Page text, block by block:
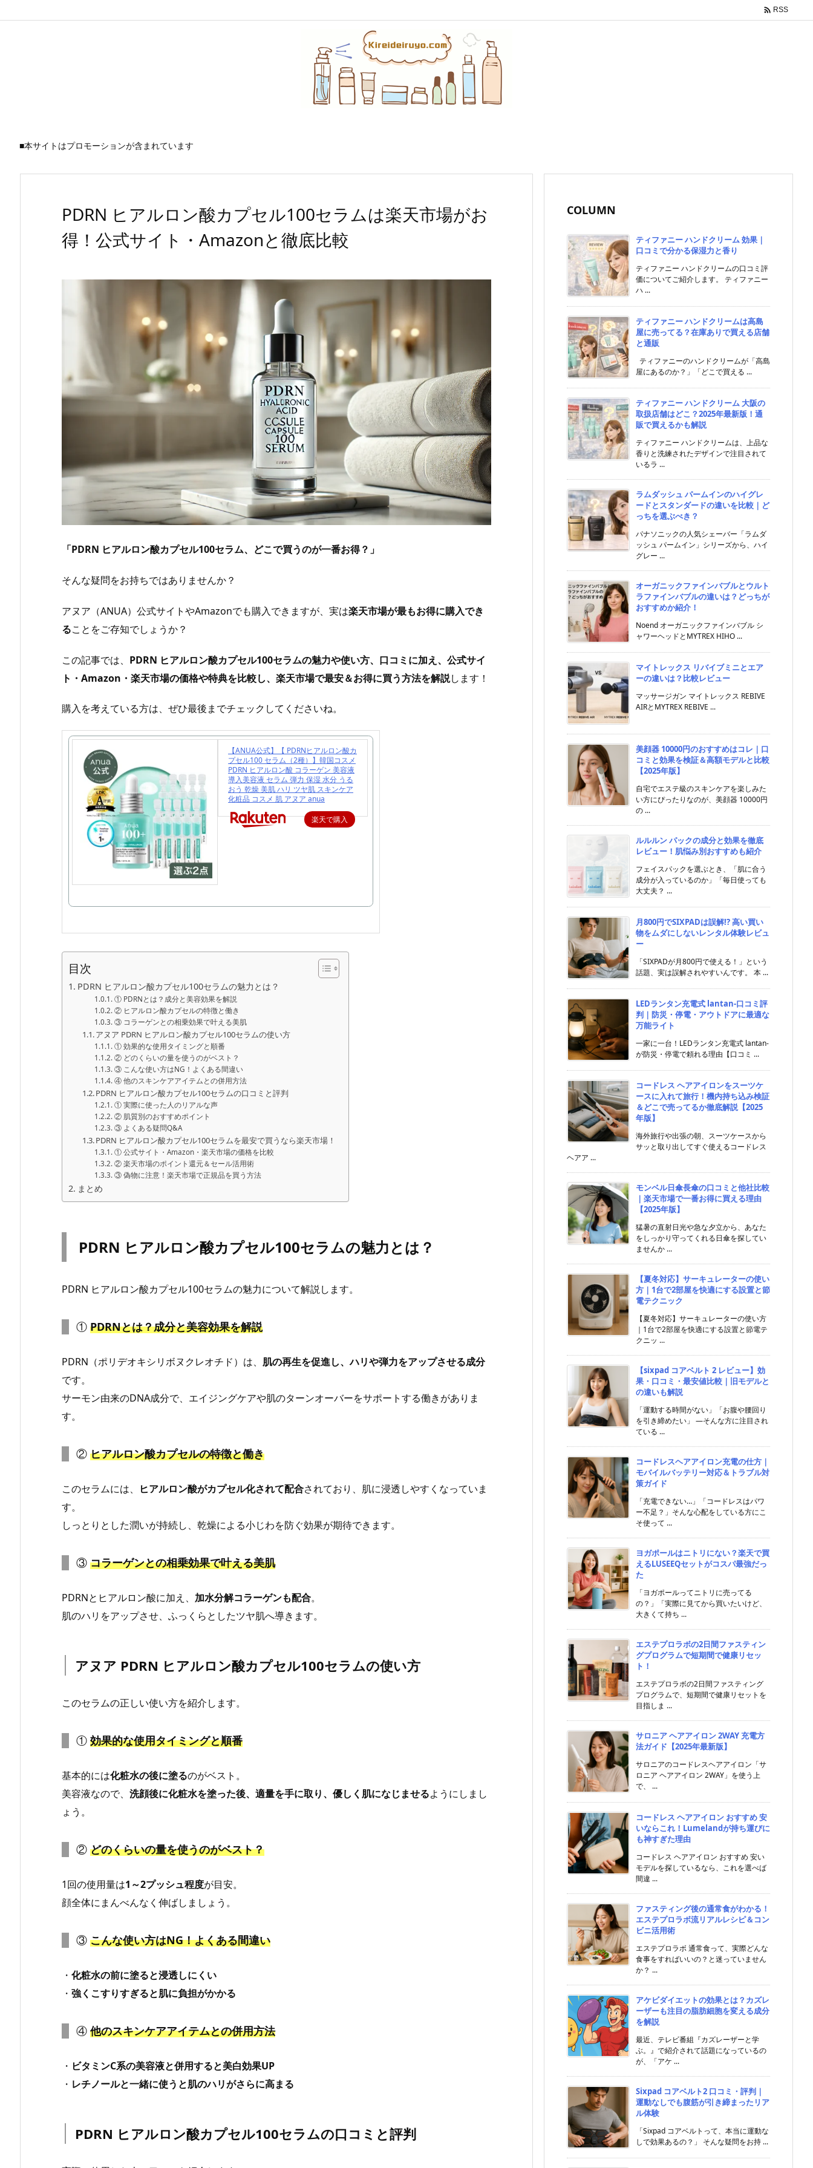
 RSS
■本サイトはプロモーションが含まれています
PDRN ヒアルロン酸カプセル100セラムは楽天市場がお
得！公式サイト・Amazonと徹底比較
「PDRN ヒアルロン酸カプセル100セラム、どこで買うのが一番お得？」
そんな疑問をお持ちではありませんか？
アヌア（ANUA）公式サイトやAmazonでも購入できますが、実は楽天市場が最もお得に購入でき
ることをご存知でしょうか？
この記事では、 PDRN ヒアルロン酸カプセル100セラムの魅力や使い方、口コミに加え、公式サイ
ト・Amazon・楽天市場の価格や特典を比較し、楽天市場で最安＆お得に買う方法を解説します！
購入を考えている方は、ぜひ最後までチェックしてくださいね。
【ANUA公式】【 PDRNヒアルロン酸カ
プセル100 セラム（2種）】韓国コスメ
PDRN ヒアルロン酸 コラーゲン 美容液
導入美容液 セラム 弾力 保湿 水分 うる
おう 乾燥 美肌 ハリ ツヤ肌 スキンケア
化粧品 コスメ 肌 アヌア anua
楽天で購入
目次
PDRN ヒアルロン酸カプセル100セラムの魅力とは？
① PDRNとは？成分と美容効果を解説
② ヒアルロン酸カプセルの特徴と働き
③ コラーゲンとの相乗効果で叶える美肌
アヌア PDRN ヒアルロン酸カプセル100セラムの使い方
① 効果的な使用タイミングと順番
② どのくらいの量を使うのがベスト？
③ こんな使い方はNG！よくある間違い
④ 他のスキンケアアイテムとの併用方法
PDRN ヒアルロン酸カプセル100セラムの口コミと評判
① 実際に使った人のリアルな声
② 肌質別のおすすめポイント
③ よくある疑問Q&A
PDRN ヒアルロン酸カプセル100セラムを最安で買うなら楽天市場！
① 公式サイト・Amazon・楽天市場の価格を比較
② 楽天市場のポイント還元＆セール活用術
③ 偽物に注意！楽天市場で正規品を買う方法
まとめ
PDRN ヒアルロン酸カプセル100セラムの魅力とは？
PDRN ヒアルロン酸カプセル100セラムの魅力について解説します。
① PDRNとは？成分と美容効果を解説
PDRN（ポリデオキシリボヌクレオチド）は、 肌の再生を促進し、ハリや弾力をアップさせる成分
です。
サーモン由来のDNA成分で、エイジングケアや肌のターンオーバーをサポートする働きがありま
す。
② ヒアルロン酸カプセルの特徴と働き
このセラムには、 ヒアルロン酸がカプセル化されて配合されており、肌に浸透しやすくなっていま
す。
しっとりとした潤いが持続し、乾燥による小じわを防ぐ効果が期待できます。
③ コラーゲンとの相乗効果で叶える美肌
PDRNとヒアルロン酸に加え、 加水分解コラーゲンも配合。
肌のハリをアップさせ、ふっくらとしたツヤ肌へ導きます。
アヌア PDRN ヒアルロン酸カプセル100セラムの使い方
このセラムの正しい使い方を紹介します。
① 効果的な使用タイミングと順番
基本的には化粧水の後に塗るのがベスト。
美容液なので、 洗顔後に化粧水を塗った後、適量を手に取り、優しく肌になじませるようにしまし
ょう。
② どのくらいの量を使うのがベスト？
1回の使用量は1～2プッシュ程度が目安。
顔全体にまんべんなく伸ばしましょう。
③ こんな使い方はNG！よくある間違い
・ 化粧水の前に塗ると浸透しにくい
・ 強くこすりすぎると肌に負担がかかる
④ 他のスキンケアアイテムとの併用方法
・ ビタミンC系の美容液と併用すると美白効果UP
・ レチノールと一緒に使うと肌のハリがさらに高まる
PDRN ヒアルロン酸カプセル100セラムの口コミと評判
COLUMN
ティファニー ハンドクリーム 効果｜
口コミで分かる保湿力と香り
ティファニー ハンドクリームの口コミ評
価についてご紹介します。 ティファニー
ハ ...
ティファニー ハンドクリームは高島
屋に売ってる？在庫ありで買える店舗
と通販
ティファニーのハンドクリームが「高島
屋にあるのか？」「どこで買える ...
ティファニー ハンドクリーム 大阪の
取扱店舗はどこ？2025年最新版！通
販で買えるかも解説
ティファニー ハンドクリームは、上品な
香りと洗練されたデザインで注目されて
いるラ ...
ラムダッシュ パームインのハイグレ
ードとスタンダードの違いを比較｜ど
っちを選ぶべき？
パナソニックの人気シェーバー「ラムダ
ッシュ パームイン」シリーズから、ハイ
グレー ...
オーガニックファインバブルとウルト
ラファインバブルの違いは？どっちが
おすすめか紹介！
Noend オーガニックファインバブル シ
ャワーヘッドとMYTREX HIHO ...
マイトレックス リバイブミニとエア
ーの違いは？比較レビュー
マッサージガン マイトレックス REBIVE
AIRとMYTREX REBIVE ...
美顔器 10000円のおすすめはコレ｜口
コミと効果を検証＆高額モデルと比較
【2025年版】
自宅でエステ級のスキンケアを楽しみた
い方にぴったりなのが、美顔器 10000円
の ...
ルルルン パックの成分と効果を徹底
レビュー！肌悩み別おすすめも紹介
フェイスパックを選ぶとき、「肌に合う
成分が入っているのか」「毎日使っても
大丈夫？ ...
月800円でSIXPADは誤解!? 高い買い
物をムダにしないレンタル体験レビュ
ー
「SIXPADが月800円で使える！」という
話題、実は誤解されやすいんです。 本 ...
LEDランタン充電式 lantan-口コミ評
判｜防災・停電・アウトドアに最適な
万能ライト
一家に一台！LEDランタン充電式 lantan-
が防災・停電で頼れる理由【口コミ ...
コードレス ヘアアイロンをスーツケ
ースに入れて旅行！機内持ち込み検証
＆どこで売ってるか徹底解説【2025
年版】
海外旅行や出張の朝、スーツケースから
サッと取り出してすぐ使えるコードレス
ヘアア ...
モンベル日傘長傘の口コミと他社比較
｜楽天市場で一番お得に買える理由
【2025年版】
猛暑の直射日光や急な夕立から、あなた
をしっかり守ってくれる日傘を探してい
ませんか ...
【夏冬対応】サーキュレーターの使い
方｜1台で2部屋を快適にする設置と節
電テクニック
【夏冬対応】サーキュレーターの使い方
｜1台で2部屋を快適にする設置と節電テ
クニッ ...
【sixpad コアベルト 2 レビュー】効
果・口コミ・最安値比較｜旧モデルと
の違いも解説
「運動する時間がない」「お腹や腰回り
を引き締めたい」 ―そんな方に注目され
ている ...
コードレスヘアアイロン充電の仕方｜
モバイルバッテリー対応＆トラブル対
策ガイド
「充電できない…」「コードレスはパワ
ー不足？」そんな心配をしている方にこ
そ使って ...
ヨガポールはニトリにない？楽天で買
えるLUSEEQセットがコスパ最強だっ
た
「ヨガポールってニトリに売ってる
の？」「実際に見てから買いたいけど、
大きくて持ち ...
エステプロラボの2日間ファスティン
グプログラムで短期間で健康リセッ
ト！
エステプロラボの2日間ファスティング
プログラムで、短期間で健康リセットを
目指しま ...
サロニア ヘアアイロン 2WAY 充電方
法ガイド【2025年最新版】
サロニアのコードレスヘアアイロン「サ
ロニア ヘアアイロン 2WAY」を使う上
で、 ...
コードレス ヘアアイロン おすすめ 安
いならこれ！Lumelandが持ち運びに
も神すぎた理由
コードレス ヘアアイロン おすすめ 安い
モデルを探しているなら、これを選べば
間違 ...
ファスティング後の通常食がわかる！
エステプロラボ流リアルレシピ＆コン
ビニ活用術
エステプロラボ 通常食って、実際どんな
食事をすればいいの？と迷っていません
か？ ...
アケビダイエットの効果とは？カズレ
ーザーも注目の脂肪細胞を変える成分
を解説
最近、テレビ番組『カズレーザーと学
ぶ。』で紹介されて話題になっているの
が、「アケ ...
Sixpad コアベルト2 口コミ・評判｜
運動なしでも腹筋が引き締まったリア
ル体験
「Sixpad コアベルトって、本当に運動な
しで効果あるの？」 そんな疑問をお持 ...